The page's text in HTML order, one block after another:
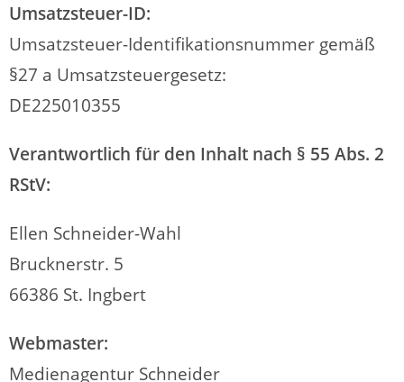
Umsatzsteuer-ID:
Umsatzsteuer-Identifikationsnummer gemäß
§27 a Umsatzsteuergesetz:
DE225010355
Verantwortlich für den Inhalt nach § 55 Abs. 2
RStV:
Ellen Schneider-Wahl
Brucknerstr. 5
66386 St. Ingbert
Webmaster:
Medienagentur Schneider